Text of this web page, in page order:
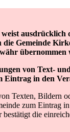
ausdrücklich
die Gemeinde
übernommen
von Text-
Eintrag in den
Texten, Bildern
zum Eintrag
bestätigt die